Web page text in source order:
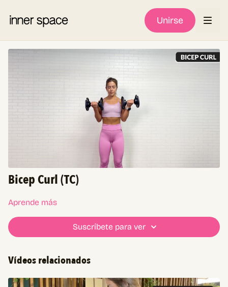
Unirse
Bicep Curl (TC)
Aprende más
Suscríbete para ver
Vídeos relacionados